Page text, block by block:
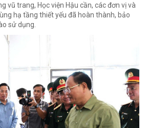
vũ trang, Học viện Hậu cần, các đơn vị và
hạ tầng thiết yếu đã hoàn thành, bảo
sử dụng.